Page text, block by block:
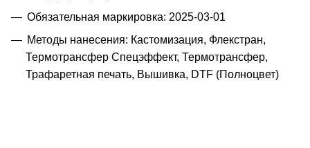
Обязательная маркировка: 2025-03-01
Методы нанесения: Кастомизация, Флекстран,
Термотрансфер Спецэффект, Термотрансфер,
Трафаретная печать, Вышивка, DTF (Полноцвет)